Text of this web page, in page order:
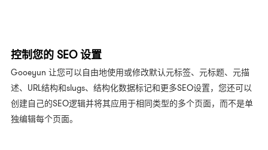
控制您的 SEO 设置
Gooeyun 让您可以自由地使用或修改默认元标签、元标题、元描
述、URL结构和slugs、结构化数据标记和更多SEO设置，您还可以
创建自己的SEO逻辑并将其应用于相同类型的多个页面，而不是单
独编辑每个页面。